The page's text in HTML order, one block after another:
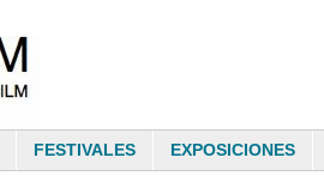
FESTIVALES EXPOSICIONES